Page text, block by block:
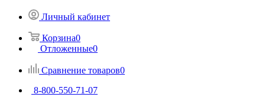
Личный кабинет
Корзина0
Отложенные0
Сравнение товаров0
8-800-550-71-07